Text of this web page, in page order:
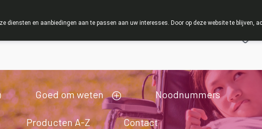
Goed om weten Noodnummers
Producten A-Z Contact
diensten en aanbiedingen aan te passen aan uw interesses. Door op deze website te blijven,